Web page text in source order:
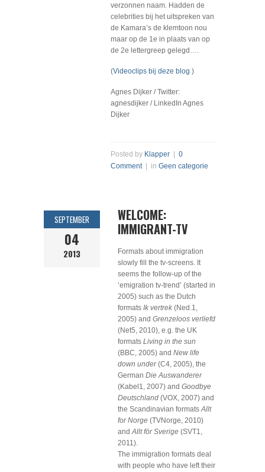
verzonnen naam. Hadden de
celebrities bij het uitspreken van
de Kamara’s de klemtoon nou
maar op de 1e in plaats van op
de 2e lettergreep gelegd….
(Videoclips bij deze blog )
Agnes Dijker / Twitter:
agnesdijker / LinkedIn Agnes
Dijker
Posted by Klapper
0
Comment| in Geen categorie
SEPTEMBER
04
2013
WELCOME:
IMMIGRANT-TV
Formats about immigration
slowly fill the tv-screens. It
seems the follow-up of the
‘emigration tv-trend’ (started in
2005) such as the Dutch
formats Ik vertrek (Ned.1,
2005) and Grenzeloos verliefd
(Net5, 2010), e.g. the UK
formats Living in the sun
(BBC, 2005) and New life
down under(C4, 2005), the
German Die Auswanderer
(Kabel1, 2007) and Goodbye
Deutschland (VOX, 2007) and
the Scandinavian formatsAllt
for Norge (TVNorge, 2010)
andAllt för Sverige (SVT1,
2011).
The immigration formats deal
with people who have left their